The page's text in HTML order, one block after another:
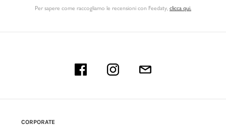
Per sapere come raccogliamo le recensioni con Feedaty, clicca qui.
CORPORATE